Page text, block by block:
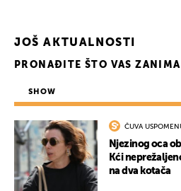
JOŠ AKTUALNOSTI
PRONAĐITE ŠTO VAS ZANIMA
SHOW
ČUVA
Njezinog oca
Kći
na dva kotača